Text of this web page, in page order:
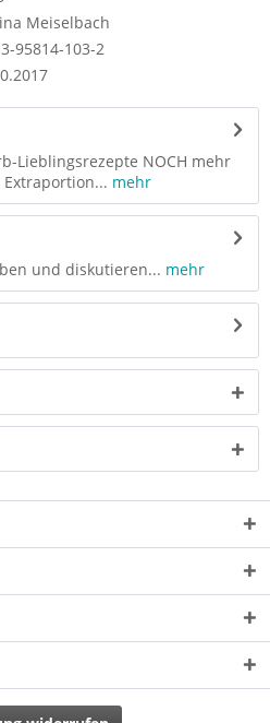
Meiselbach
95814-103-2
Lieblingsrezepte NOCH mehr
Extraportion... mehr
und diskutieren... mehr